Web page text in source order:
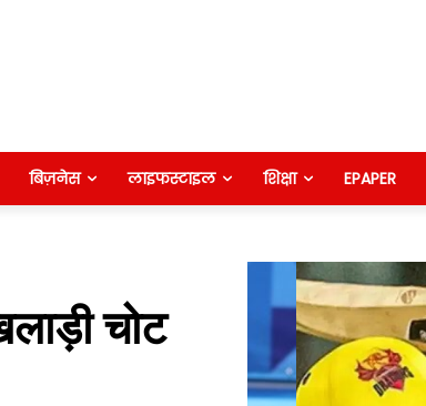
बिज़नेस लाइफस्टाइल शिक्षा EPAPER
चोट